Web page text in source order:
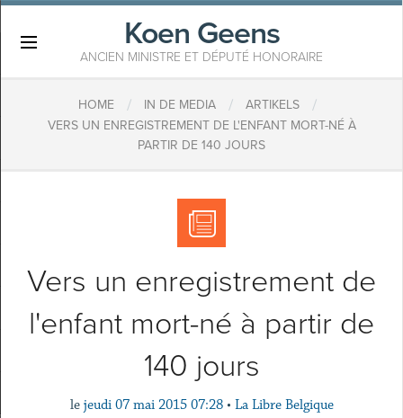
Koen Geens
ANCIEN MINISTRE ET DÉPUTÉ HONORAIRE
HOME / IN DE MEDIA / ARTIKELS /
VERS UN ENREGISTREMENT DE L'ENFANT MORT-NÉ À
PARTIR DE 140 JOURS
Vers un enregistrement de
l'enfant mort-né à partir de
140 jours
le jeudi 07 mai 2015 07:28 • La Libre Belgique